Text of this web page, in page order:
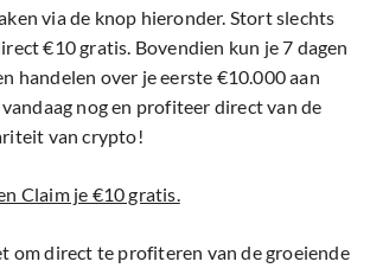
via de knop hieronder. Stort slechts
€10 gratis. Bovendien kun je 7 dagen
handelen over je eerste €10.000 aan
nog en profiteer direct van de
van crypto!
Claim je €10 gratis.
om direct te profiteren van de groeiende